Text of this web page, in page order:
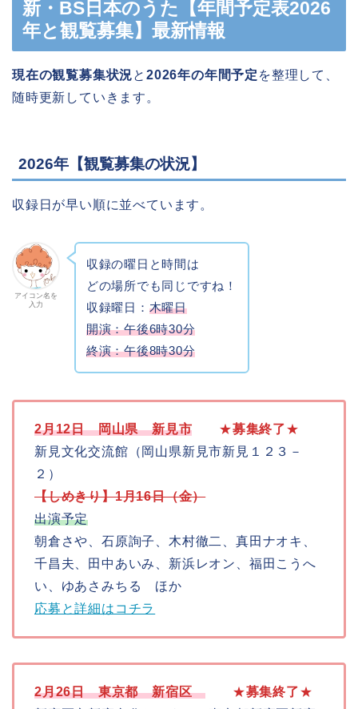
新・BS日本のうた【年間予定表2026
年と観覧募集】最新情報
現在の観覧募集状況と2026年の年間予定 を整理して、
随時更新していきます。
2026年【観覧募集の状況】
収録日が早い順に並べています。
アイコン名を
入力
収録の曜日と時間は
どの場所でも同じですね！
収録曜日： 木曜日
開演：午後6時30分
終演：午後8時30分
2月12日岡山県 新見市 ★募集終了★
新見文化交流館（岡山県新見市新見１２３－
２）
【しめきり】1月16日（金）
出演予定
朝倉さや、石原詢子、木村徹二、真田ナオキ、
千昌夫、田中あいみ、新浜レオン、福田こうへ
い、ゆあさみちる ほか
応募と詳細はコチラ
2月26日東京都 新宿区 ★募集終了★